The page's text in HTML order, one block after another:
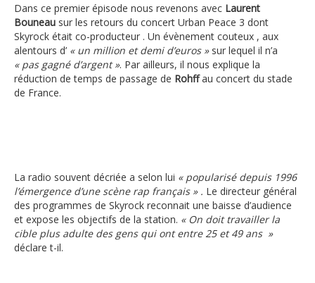
Dans ce premier épisode nous revenons avec Laurent
Bouneau sur les retours du concert Urban Peace 3 dont
Skyrock était co-producteur . Un évènement couteux , aux
alentours d’ « un million et demi d’euros »sur lequel il n’a
« pas gagné d’argent ». Par ailleurs, il nous explique la
réduction de temps de passage de Rohffau concert du stade
de France.
La radio souvent décriée a selon lui « popularisé depuis 1996
l’émergence d’une scène rap français » . Le directeur général
des programmes de Skyrock reconnait une baisse d’audience
et expose les objectifs de la station. « On doit travailler la
cible plus adulte des gens qui ont entre 25 et 49 ans »
déclare t-il.